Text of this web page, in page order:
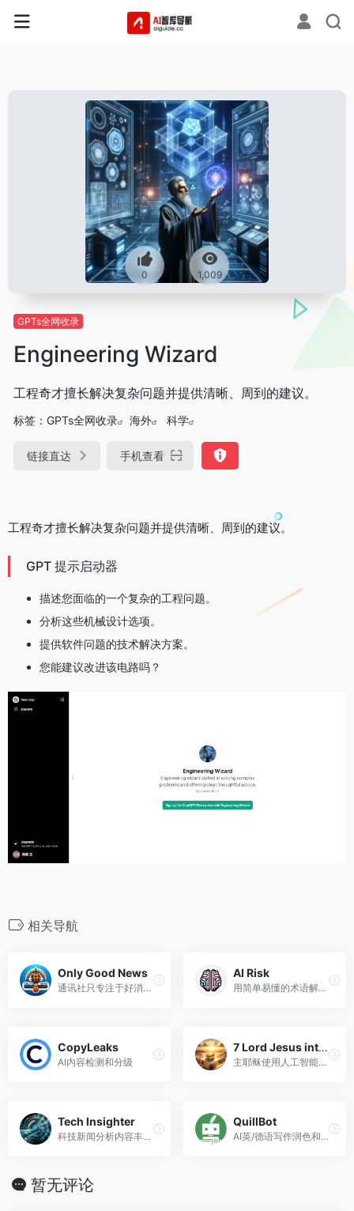
0 1,009
GPTs全网收录
Engineering Wizard
工程奇才擅长解决复杂问题并提供清晰、周到的建议。
标签： GPTs全网收录 海外 科学
链接直达 手机查看
工程奇才擅长解决复杂问题并提供清晰、周到的建议。
GPT 提示启动器
描述您面临的一个复杂的工程问题。
分析这些机械设计选项。
提供软件问题的技术解决方案。
您能建议改进该电路吗？
相关导航
Only Good News
通讯社只专注于好消息。
AI Risk
用简单易懂的术语解释人工智能风险
CopyLeaks
AI内容检测和分级
7 Lord Jesus intercedes for Repentance
主耶稣使用人工智能（AGI）从多个角度回答。每一位主耶稣都给出了具体的答案，特别是在主耶稣的七个观点方面。
Tech Insighter
科技新闻分析内容丰富且专业。
QuillBot
AI英/德语写作润色和改进工具
暂无评论